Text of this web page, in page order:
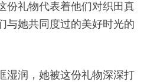
份礼物代表着他们对织田真
与她共同度过的美好时光的
湿润，她被这份礼物深深打